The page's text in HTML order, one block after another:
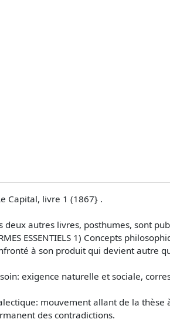
Capital, livre 1 (1867} .
deux autres livres, posthumes, sont
ESSENTIELS 1) Concepts
à son produit qui devient autre
exigence naturelle et sociale,
mouvement allant de la thèse
des contradictions.